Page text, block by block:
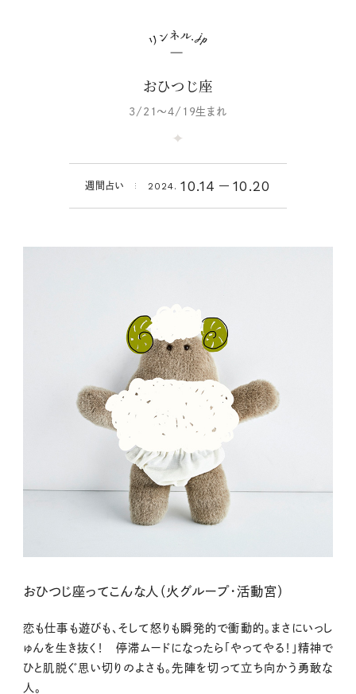
おひつじ座
3/21～4/19生まれ
週間占い 2024. 10.14 10.20
おひつじ座ってこんな人（火グループ・活動宮）
恋も仕事も遊びも、そして怒りも瞬発的で衝動的。まさにいっし
ゅんを生き抜く！ 停滞ムードになったら「やってやる！」精神で
ひと肌脱ぐ思い切りのよさも。先陣を切って立ち向かう勇敢な
人。